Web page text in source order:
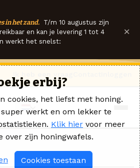
in het zand. T/m 10 augustus zijn
en kan je levering 1 tot 4
werkt het snelst:
×
erbij?
cookies, het liefst met honing.
werkt en om lekker te
Klik hier voor meer
over zijn honingwafels.
Cookies toestaan